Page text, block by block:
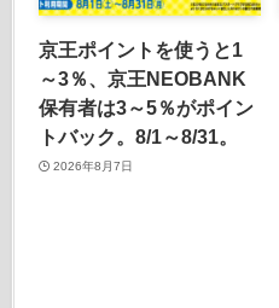
京王ポイントを使うと1
～3％、京王NEOBANK
保有者は3～5％がポイン
トバック。8/1～8/31。
2026年8月7日